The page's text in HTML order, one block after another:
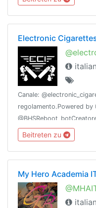
@LaMusaNetwork 📚
Electronic
italian
Canale:
regolamento.Powered by
Beitreten zu
My Hero Academia
italian